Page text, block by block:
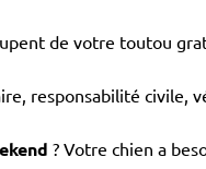
de votre toutou
responsabilité civile,
? Votre chien a